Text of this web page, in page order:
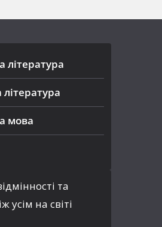
література
мова
та
усім на світі